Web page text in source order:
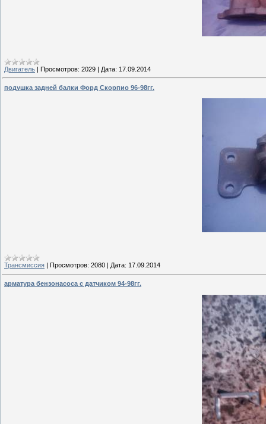
Двигатель | Просмотров: 2029 | Дата: 17.09.2014
подушка задней балки Форд Скорпио 96-98гг.
Трансмиссия Просмотров: 2080 Дата: 17.09.2014
арматура бензонасоса с датчиком 94-98гг.